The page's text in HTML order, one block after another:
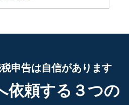
申告は自信があります
依頼する３つの